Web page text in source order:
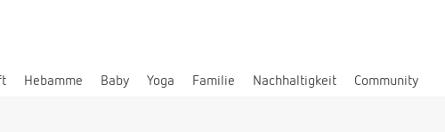
Hebamme Baby Yoga Familie Nachhaltigkeit Community